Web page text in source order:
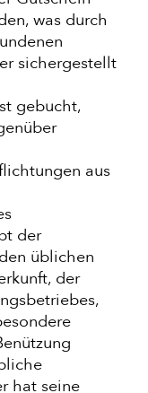
was durch
sichergestellt
gebucht,
aus
der
üblichen
der
hat seine